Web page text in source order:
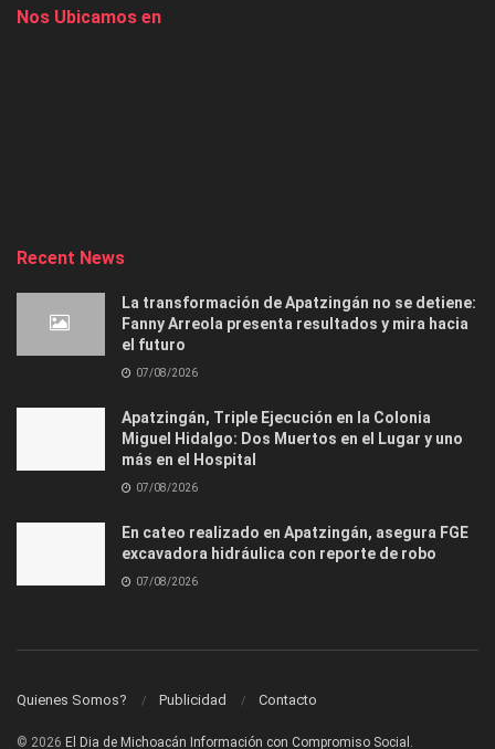
Nos Ubicamos en
Recent News
La transformación de Apatzingán no se detiene:
Fanny Arreola presenta resultados y mira hacia
el futuro
07/08/2026
Apatzingán, Triple Ejecución en la Colonia
Miguel Hidalgo: Dos Muertos en el Lugar y uno
más en el Hospital
07/08/2026
En cateo realizado en Apatzingán, asegura FGE
excavadora hidráulica con reporte de robo
07/08/2026
Quienes Somos? Publicidad Contacto
© 2026 El Dia de Michoacán Información con Compromiso Social.